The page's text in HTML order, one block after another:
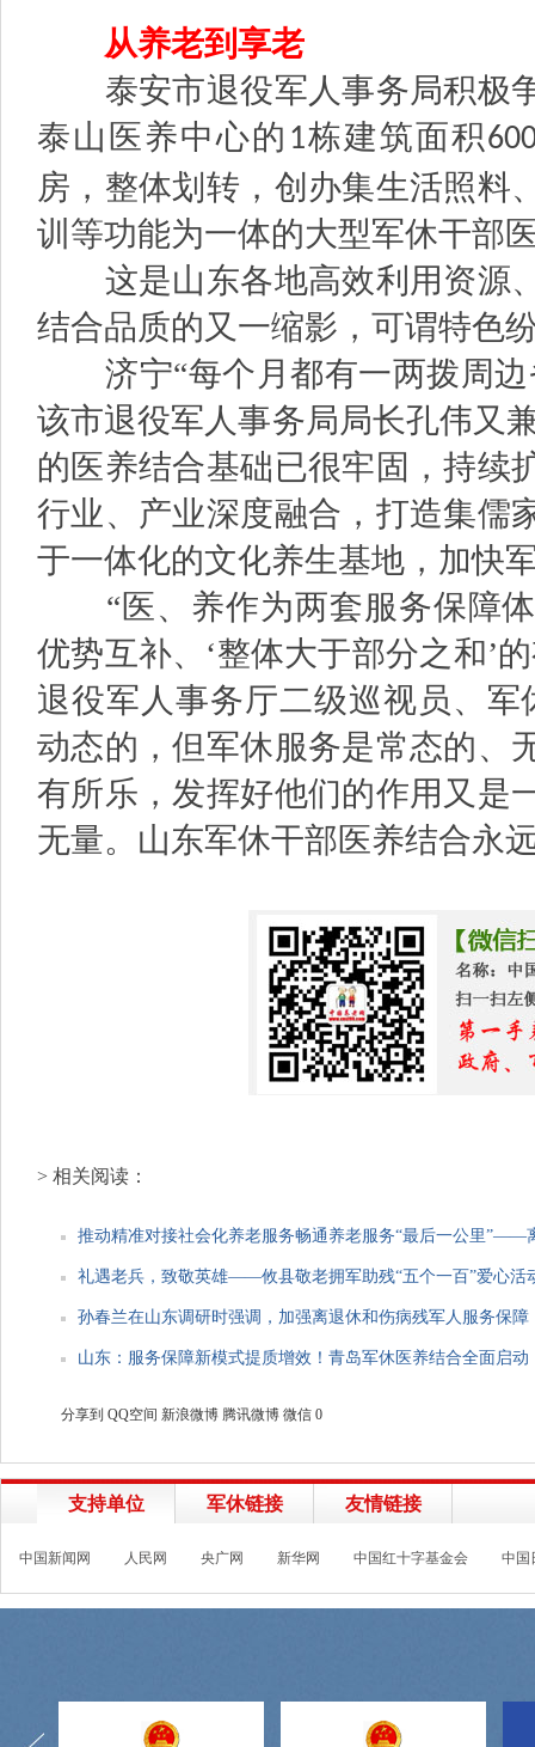
从养老到享老
泰安市退役军人事务局积极
泰山医养中心的 1栋建筑面积
房，整体划转，创办集生活照料
训等功能为一体的大型军休干部
这是山东各地高效利用资源
结合品质的又一缩影，可谓特色
济宁“每个月都有一两拨周边
该市退役军人事务局局长孔伟又
的医养结合基础已很牢固，持续
行业、产业深度融合，打造集儒
于一体化的文化养生基地，加快
“医、养作为两套服务保障体
优势互补、‘整体大于部分之和’
退役军人事务厅二级巡视员、
动态的，但军休服务是常态的、
有所乐，发挥好他们的作用又是
无量。山东军休干部医养结合永
> 相关阅读：
推动精准对接社会化养老服务畅通养老服务“最后一公里”——
礼遇老兵，致敬英雄——攸县敬老拥军助残“五个一百”爱心活
孙春兰在山东调研时强调，加强离退休和伤病残军人服务保障
山东：服务保障新模式提质增效！青岛军休医养结合全面启动
分享到 QQ空间 新浪微博 腾讯微博 微信 0
支持单位 军休链接 友情链接
中国新闻网 人民网 央广网 新华网 中国红十字基金会 中国